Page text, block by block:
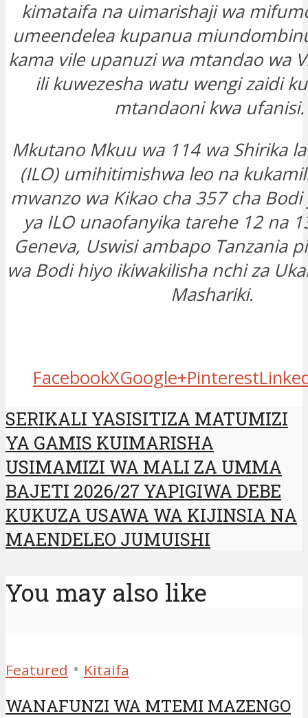
kimataifa na uimarishaji wa
umeendelea kupanua
kama vile upanuzi wa mtandao wa
ili kuwezesha watu wengi zaidi
mtandaoni kwa
Mkutano Mkuu wa 114 wa Shirika
(ILO) umihitimishwa leo na
mwanzo wa Kikao cha 357 cha Bodi
ya ILO unaofanyika tarehe 12 na
Geneva, Uswisi ambapo Tanzania
wa Bodi hiyo ikiwakilisha nchi za
Mashariki.
FacebookXGoogle+Pinterest
SERIKALI YASISITIZA MATUMIZI
YA GAMIS KUIMARISHA
USIMAMIZI WA MALI ZA UMMA
BAJETI 2026/27 YAPIGIWA DEBE
KUKUZA USAWA WA KIJINSIA NA
MAENDELEO JUMUISHI
You may also like
Featured • Kitaifa
WANAFUNZI WA MTEMI MAZENGO